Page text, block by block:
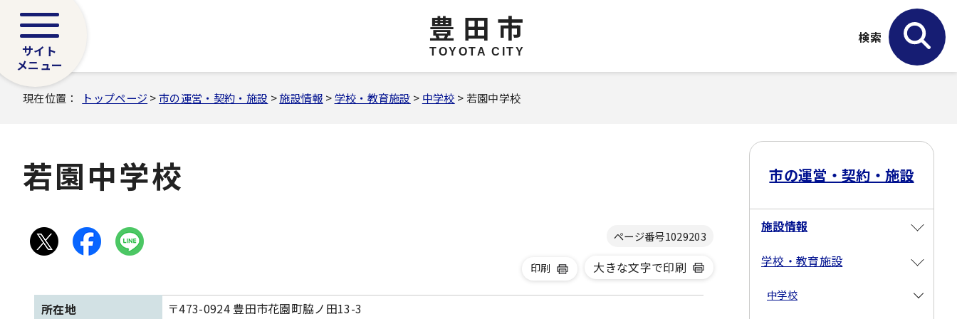
豊田市
TOYOTA CITY
サイト
メニュー
検索
現在位置： トップページ >市の運営・契約・施設 >施設情報 >学校・教育施設 > 中学校 > 若園中学校
若園中学校
ページ番号1029203
印刷 大きな文字で印刷
所在地 〒473-0924 豊田市花園町脇ノ田13-3
市の運営・契約・施設
施設情報
学校・教育施設
中学校